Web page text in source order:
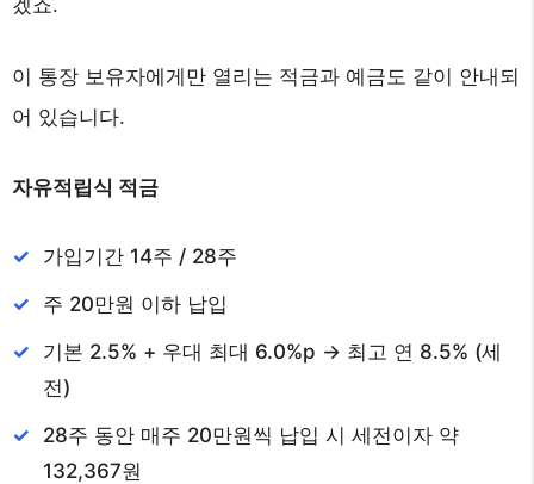
겠죠.
이 통장 보유자에게만 열리는 적금과 예금도 같이 안내되
어 있습니다.
자유적립식 적금
가입기간 14주 / 28주
주 20만원 이하 납입
기본 2.5% + 우대 최대 6.0%p -> 최고 연 8.5% (세
전)
28주 동안 매주 20만원씩 납입 시 세전이자 약
132,367원